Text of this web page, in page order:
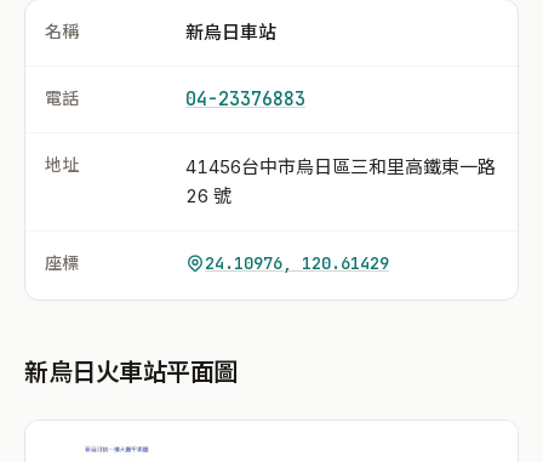
名稱 新烏日車站
電話 04-23376883
地址
41456台中市烏日區三和里高鐵東一路
26 號
座標 24.10976, 120.61429
新烏日火車站平面圖